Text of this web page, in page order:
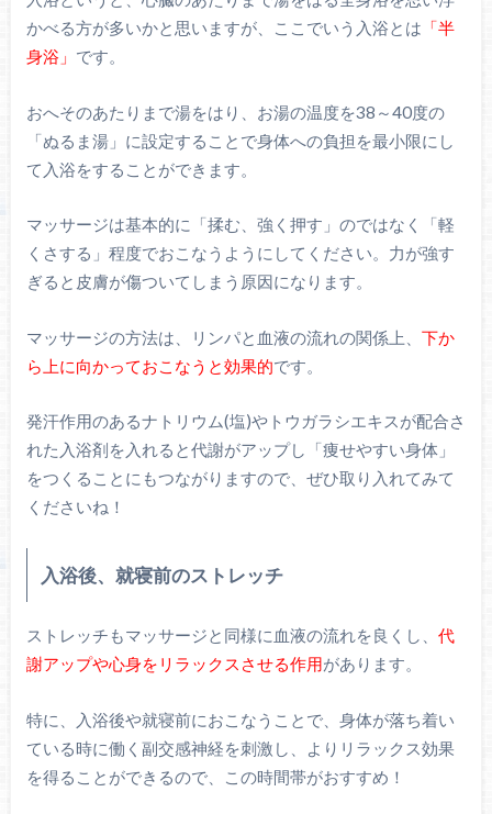
かべる方が多いかと思いますが、ここでいう入浴とは 「半
身浴」 です。
おへそのあたりまで湯をはり、お湯の温度を38～40度の
「ぬるま湯」に設定することで身体への負担を最小限にし
て入浴をすることができます。
マッサージは基本的に「揉む、強く押す」のではなく「軽
くさする」程度でおこなうようにしてください。力が強す
ぎると皮膚が傷ついてしまう原因になります。
マッサージの方法は、リンパと血液の流れの関係上、 下か
ら上に向かっておこなうと効果的です。
発汗作用のあるナトリウム(塩)やトウガラシエキスが配合さ
れた入浴剤を入れると代謝がアップし「痩せやすい身体」
をつくることにもつながりますので、ぜひ取り入れてみて
くださいね！
入浴後、就寝前のストレッチ
ストレッチもマッサージと同様に血液の流れを良くし、 代
謝アップや心身をリラックスさせる作用があります。
特に、入浴後や就寝前におこなうことで、身体が落ち着い
ている時に働く副交感神経を刺激し、よりリラックス効果
を得ることができるので、この時間帯がおすすめ！